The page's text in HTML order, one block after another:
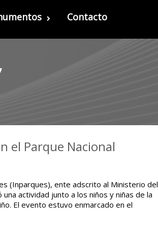
Contacto
el Parque Nacional
(Inparques), ente adscrito al Ministerio del
actividad junto a los niños y niñas de la
El evento estuvo enmarcado en el